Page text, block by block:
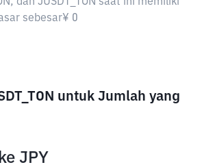
sebesar¥ 0
untuk Jumlah yang
ke JPY